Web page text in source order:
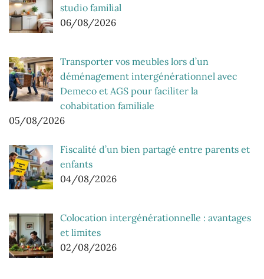
studio familial
06/08/2026
Transporter vos meubles lors d’un
déménagement intergénérationnel avec
Demeco et AGS pour faciliter la
cohabitation familiale
05/08/2026
Fiscalité d’un bien partagé entre parents et
enfants
04/08/2026
Colocation intergénérationnelle : avantages
et limites
02/08/2026